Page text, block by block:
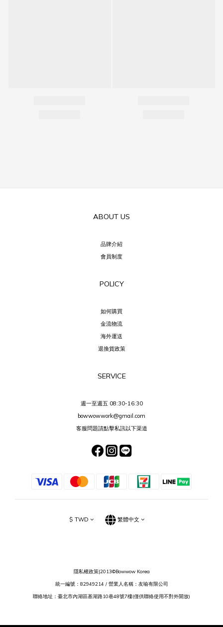
ABOUT US
品牌介紹
會員制度
POLICY
如何購買
金流物流
海外運送
退換貨政策
SERVICE
週一至週五 08:30-16:30
bowwowwork@gmail.com
客服問題請點擊私訊以下渠道
$ TWD 繁體中文
隱私權政策|2013©Bowwow Korea
統一編號：82949214 / 營業人名稱：友喻有限公司
聯絡地址：臺北市內湖區基湖路10巷48號7樓(僅供聯絡使用不對外開放)